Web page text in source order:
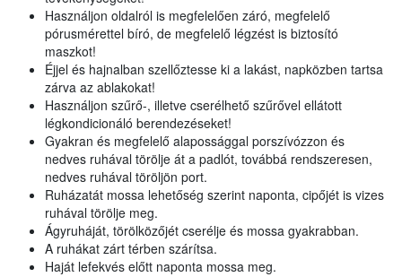
Használjon oldalról is megfelelően záró, megfelelő
pórusmérettel bíró, de megfelelő légzést is biztosító
maszkot!
Éjjel és hajnalban szellőztesse ki a lakást, napközben tartsa
zárva az ablakokat!
Használjon szűrő-, illetve cserélhető szűrővel ellátott
légkondicionáló berendezéseket!
Gyakran és megfelelő alapossággal porszívózzon és
nedves ruhával törölje át a padlót, továbbá rendszeresen,
nedves ruhával töröljön port.
Ruházatát mossa lehetőség szerint naponta, cipőjét is vizes
ruhával törölje meg.
Ágyruháját, törölközőjét cserélje és mossa gyakrabban.
A ruhákat zárt térben szárítsa.
Haját lefekvés előtt naponta mossa meg.